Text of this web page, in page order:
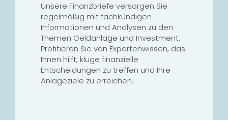
Unsere Finanzbriefe versorgen Sie
regelmäßig mit fachkündigen
Informationen und Analysen zu den
Themen Geldanlage und Investment.
Profitieren Sie von Expertenwissen, das
Ihnen hilft, kluge finanzielle
Entscheidungen zu treffen und Ihre
Anlageziele zu erreichen.